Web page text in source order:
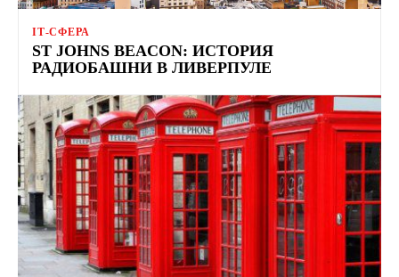
ІТ-СФЕРА
ST JOHNS BEACON: ИСТОРИЯ
РАДИОБАШНИ В ЛИВЕРПУЛЕ